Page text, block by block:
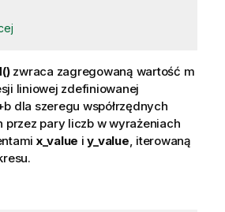
zwraca zagregowaną wartość m
liniowej zdefiniowanej
dla szeregu współrzędnych
przez pary liczb w wyrażeniach
x_value iy_value, iterowaną